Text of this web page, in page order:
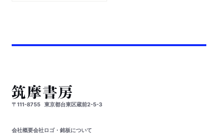
〒111-8755 東京都台東区蔵前2-5-3
会社概要会社ロゴ・銘板について